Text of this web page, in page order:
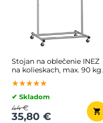
Stojan na oblečenie INEZ
na kolieskach, max. 90 kg,
83,5x45x160cm, strieborná
★★★★★
★★★★★
★★★★★
✔ Skladom
35,80 €
44 €